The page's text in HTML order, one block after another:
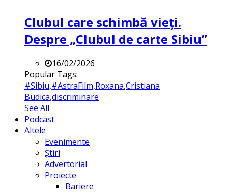
Clubul care schimbă vieți.
Despre „Clubul de carte Sibiu”
16/02/2026
Popular Tags:
#Sibiu,#AstraFilm,Roxana,Cristiana
Budica,discriminare
See All
Podcast
Altele
Evenimente
Știri
Advertorial
Proiecte
Bariere